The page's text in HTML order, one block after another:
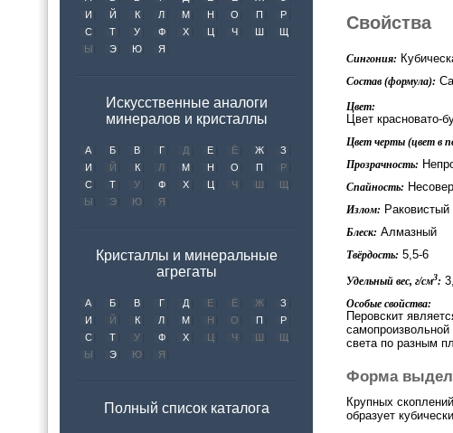
И
Й К Л М Н О П
Р
С
Т У Ф Х Ц Ч Ш
Щ
Ы
Э Ю Я
Искусственные аналоги
минералов и кристаллы
А Б В Г Д Е Ё Ж
З
И
Й К Л М Н О П
Р
С
Т У Ф Х Ц Ч Ш
Щ
Ы
Э Ю Я
Кристаллы и минеральные
агрегаты
А Б В Г Д Е Ё Ж
З
И
Й К Л М Н О П
Р
С
Т У Ф Х Ц Ч Ш
Щ
Ы
Э Ю Я
Полный список каталога
Свойства
Сингония:
Состав (формула):
Цвет:
Цвет красновато-
Цвет черты (цвет в
Прозрачность:
Спайность:
Излом: Раковистый
Блеск: Алмазный
Твёрдость: 5,5-6
Удельный вес, г/см3:
Особые свойства:
Перовскит
самопроизвольной
света по разным
Форма
Крупных
образует